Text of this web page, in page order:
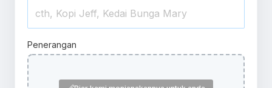
Penerangan